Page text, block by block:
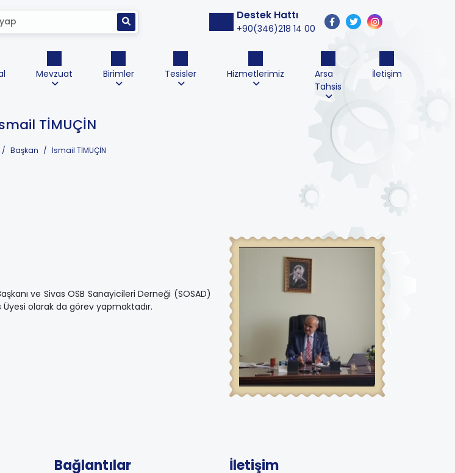
Destek Hattı
+90(346)218 14 00
Mevzuat Birimler Tesisler Hizmetlerimiz
Arsa
Tahsis
İletişim
TİMUÇİN
Başkan İsmail TİMUÇİN
ve Sivas OSB Sanayicileri Derneği (SOSAD)
Üyesi olarak da görev yapmaktadır.
Bağlantılar İletişim